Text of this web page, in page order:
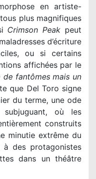
en artiste-
plus magnifiques
Crimson Peak peut
d’écriture
ou si certains
affichées par le
de fantômes mais un
que Del Toro signe
du terme, une ode
subjuguant, où les
construits
minutie extrême du
des protagonistes
dans un théâtre